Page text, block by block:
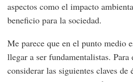
aspectos como el impacto
beneficio para la sociedad.
Me parece que en el punto medio
llegar a ser fundamentalistas. Para
considerar las siguientes claves